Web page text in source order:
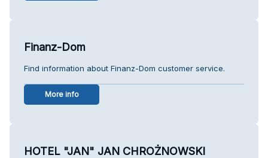
Finanz-Dom
Find information about Finanz-Dom customer service.
More info
HOTEL "JAN" JAN CHROŻNOWSKI